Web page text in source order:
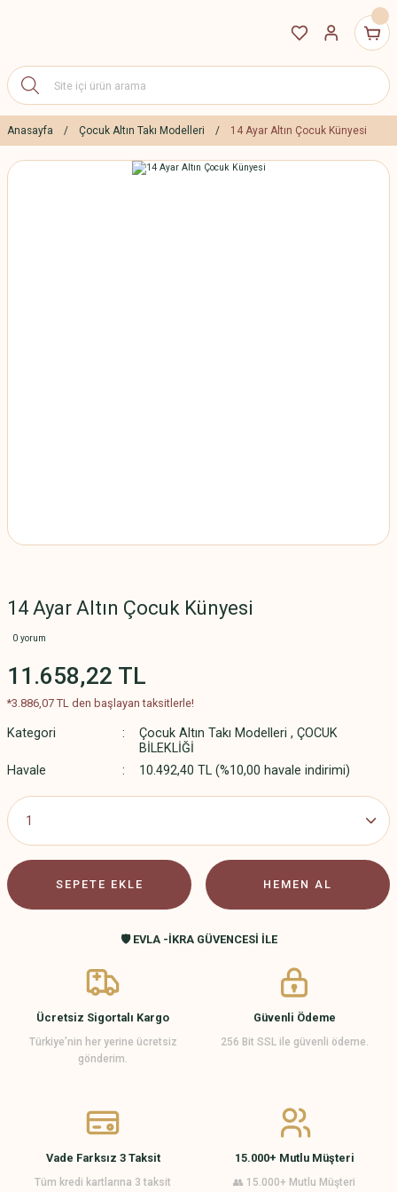
Anasayfa Çocuk Altın Takı Modelleri 14 Ayar Altın Çocuk Künyesi
14 Ayar Altın Çocuk Künyesi
0 yorum
11.658,22 TL
*3.886,07 TL den başlayan taksitlerle!
Kategori Çocuk Altın Takı Modelleri , ÇOCUK
BİLEKLİĞİ
Havale
10.492,40 TL (%10,00 havale indirimi)
SEPETE EKLE HEMEN AL
🛡️ EVLA -İKRA GÜVENCESİ İLE
Ücretsiz Sigortalı Kargo
Türkiye’nin her yerine ücretsiz
gönderim.
Güvenli Ödeme
256 Bit SSL ile güvenli ödeme.
Vade Farksız 3 Taksit
Tüm kredi kartlarına 3 taksit
15.000+ Mutlu Müşteri
👥 15.000+ Mutlu Müşteri